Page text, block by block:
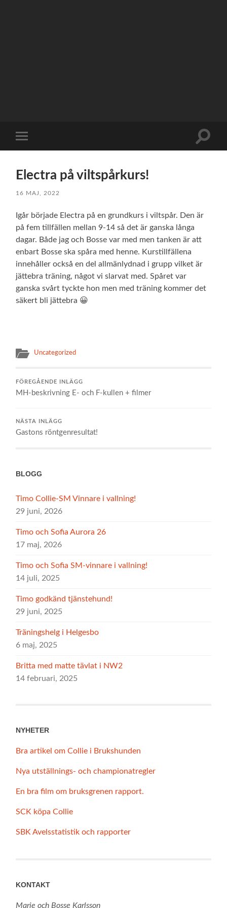
på/av
Slå
Electra på viltspårkurs!
16 MAJ, 2022
Igår började Electra på en grundkurs i viltspår. Den är
på fem tillfällen mellan 9-14 så det är ganska långa
dagar. Både jag och Bosse var med men tanken är att
enbart Bosse ska spåra med henne. Kurstillfällena
innehåller också en del allmänlydnad i grupp vilket är
jättebra träning, något vi slarvat med. Spåret var
ganska svårt tyckte hon men med träning kommer det
säkert bli jättebra 😀
Uncategorized
FÖREGÅENDE INLÄGG
MH-beskrivning E- och F-kullen + filmer
NÄSTA INLÄGG
Gastons röntgenresultat!
BLOGG
Timo Collie-SM Vinnare i vallning!
29 juni, 2026
Timo och Sofia Aurora 26
17 maj, 2026
Timo och Sofia SM-vinnare i vallning!
14 juli, 2025
Timo godkänd tjänstehund!
29 juni, 2025
Träningshelg i Helgesbo
6 maj, 2025
Britta med matte tävlat i NW2
14 februari, 2025
NYHETER
Bra artikel om Collie i Brukshunden
Nya utställnings- och championatregler
En bra film om bruksgrenen rapport.
SCK köpa Collie
SBK Avelsstatistik och rapporter
KONTAKT
Marie och Bosse Karlsson